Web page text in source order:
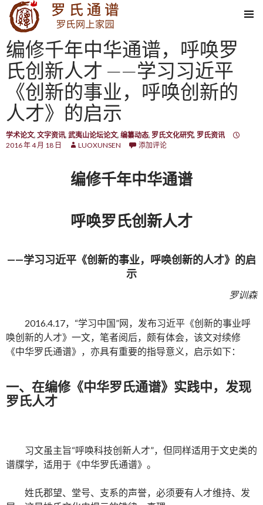
SKIP TO CONTENT
编修千年中华通谱，呼唤罗
氏创新人才 ——学习习近平
《创新的事业，呼唤创新的
人才》的启示
学术论文, 文字资讯, 武夷山论坛论文, 编纂动态, 罗氏文化研究, 罗氏资讯
2016 年 4 月 18 日
LUOXUNSEN 添加评论
编修千年中华通谱
呼唤罗氏创新人才
——学习习近平《创新的事业，呼唤创新的人才》的启
示
罗训森
2016.4.17，“学习中国”网，发布习近平《创新的事业呼
唤创新的人才》一文，笔者阅后，颇有体会，该文对续修
《中华罗氏通谱》，亦具有重要的指导意义，启示如下：
一、在编修《中华罗氏通谱》实践中，发现
罗氏人才
习文虽主旨“呼唤科技创新人才”，但同样适用于文史类的
谱牒学，适用于《中华罗氏通谱》。
姓氏郡望、堂号、支系的声誉，必须要有人才维持、发